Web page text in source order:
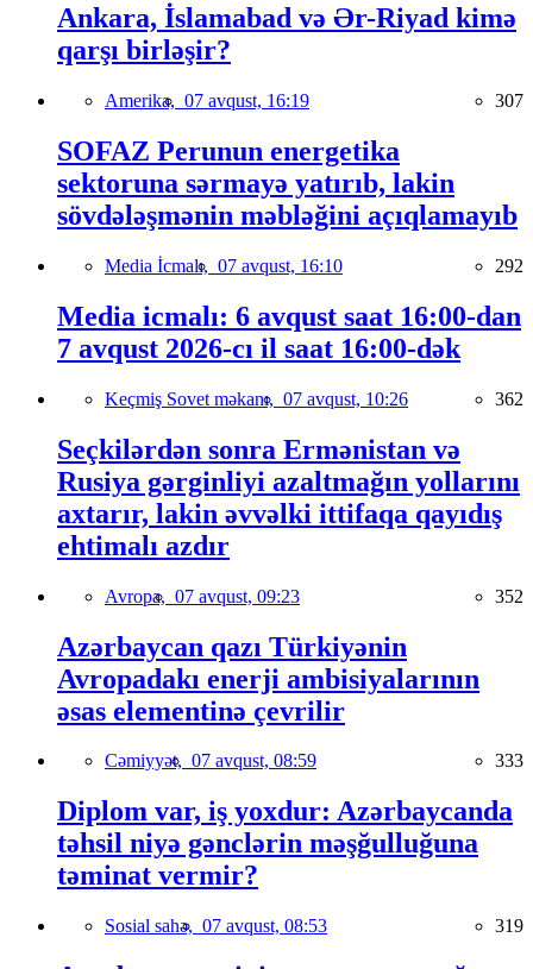
Ankara, İslamabad və Ər-Riyad kimə
qarşı birləşir?
Amerika, 07 avqust, 16:19 307
SOFAZ Perunun energetika
sektoruna sərmayə yatırıb, lakin
sövdələşmənin məbləğini açıqlamayıb
Media İcmalı, 07 avqust, 16:10 292
Media icmalı: 6 avqust saat 16:00-dan
7 avqust 2026-cı il saat 16:00-dək
Keçmiş Sovet məkanı, 07 avqust, 10:26 362
Seçkilərdən sonra Ermənistan və
Rusiya gərginliyi azaltmağın yollarını
axtarır, lakin əvvəlki ittifaqa qayıdış
ehtimalı azdır
Avropa, 07 avqust, 09:23 352
Azərbaycan qazı Türkiyənin
Avropadakı enerji ambisiyalarının
əsas elementinə çevrilir
Cəmiyyət, 07 avqust, 08:59 333
Diplom var, iş yoxdur: Azərbaycanda
təhsil niyə gənclərin məşğulluğuna
təminat vermir?
Sosial sahə, 07 avqust, 08:53 319